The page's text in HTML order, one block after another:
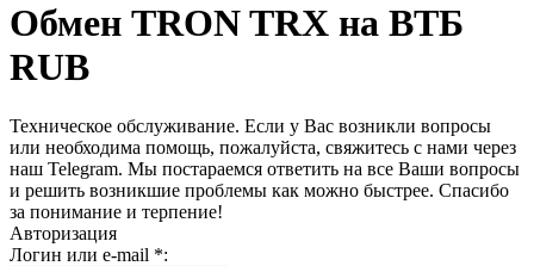
Обмен TRON TRX на ВТБ
RUB
Техническое обслуживание. Если у Вас возникли вопросы
или необходима помощь, пожалуйста, свяжитесь с нами через
наш Telegram. Мы постараемся ответить на все Ваши вопросы
и решить возникшие проблемы как можно быстрее. Спасибо
за понимание и терпение!
Авторизация
Логин или e-mail *: